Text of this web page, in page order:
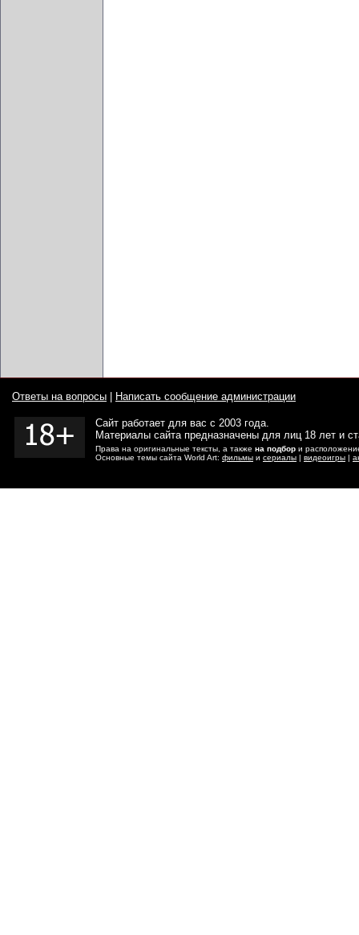
Ответы на вопросы Написать сообщение администрации
Сайт работает для вас с 2003 года.
Материалы сайта предназначены для лиц 18 лет и
Права на оригинальные тексты, а также на подбор и
Основные темы сайта World Art: фильмы и сериалы | видеоигры |